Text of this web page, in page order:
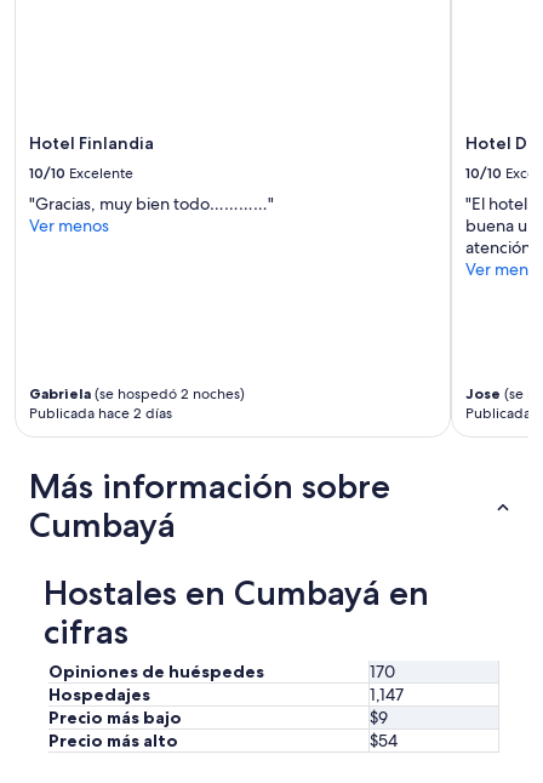
Hotel Finlandia
10/10 Excelente
"Gracias, muy bien todo…………"
Ver menos
Gabriela (se hospedó 2 noches)
Publicada hace 2 días
Hotel
10/10
"El hotel
buena
atención
Ver
Jose (se
Publicada
Más información sobre
Cumbayá
Hostales en Cumbayá en
cifras
Opiniones de huéspedes
170
Hospedajes
1,147
Precio más bajo
$9
Precio más alto
$54